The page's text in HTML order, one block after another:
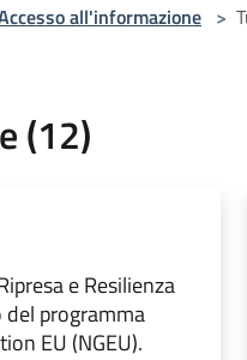
all'informazione >
(12)
e Resilienza
programma
EU (NGEU).